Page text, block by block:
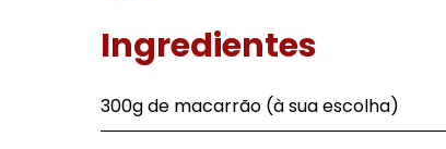
Ingredientes
300g de macarrão (à sua escolha)